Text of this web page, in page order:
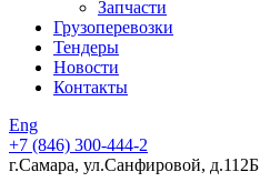
Запчасти
Грузоперевозки
Тендеры
Новости
Контакты
Eng
+7 (846) 300-444-2
г.Самара, ул.Санфировой, д.112Б